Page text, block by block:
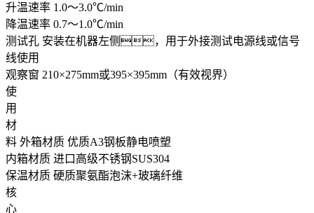
升温速率 1.0～3.0℃/min
降温速率 0.7～1.0℃/min
测试孔 安装在机器左侧，用于外接测试电源线或信号
线使用
观察窗 210×275mm或395×395mm（有效视界）
使
用
材
料 外箱材质 优质A3钢板静电喷塑
内箱材质 进口高级不锈钢SUS304
保温材质 硬质聚氨酯泡沫+玻璃纤维
核
心